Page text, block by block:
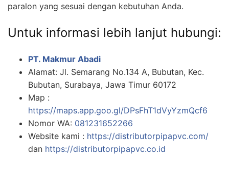
paralon yang sesuai dengan kebutuhan Anda.
Untuk informasi lebih lanjut hubungi:
PT. Makmur Abadi
Alamat: Jl. Semarang No.134 A, Bubutan, Kec.
Bubutan, Surabaya, Jawa Timur 60172
Map :
https://maps.app.goo.gl/DPsFhT1dVyYzmQcf6
Nomor WA: 081231652266
Website kami : https://distributorpipapvc.com/
dan https://distributorpipapvc.co.id